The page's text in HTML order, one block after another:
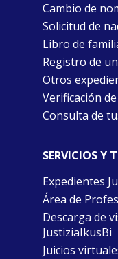
Cambio de
Solicitud de
Libro de
Registro de
Otros
Verificación
Consulta de
SERVICIOS Y
Expedientes
Área de
Descarga de
JustiziaIkusBi
Juicios